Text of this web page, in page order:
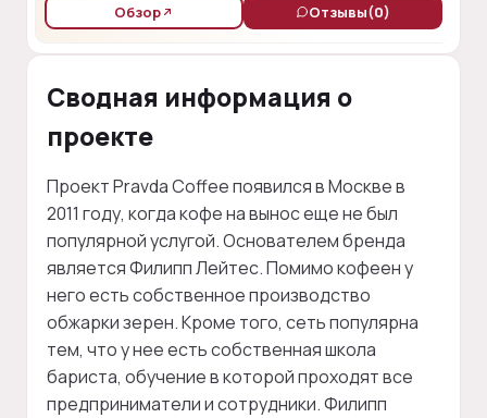
Обзор Отзывы(0)
Сводная информация о
проекте
Проект Pravda Coffee появился в Москве в
2011 году, когда кофе на вынос еще не был
популярной услугой. Основателем бренда
является Филипп Лейтес. Помимо кофеен у
него есть собственное производство
обжарки зерен. Кроме того, сеть популярна
тем, что у нее есть собственная школа
бариста, обучение в которой проходят все
предприниматели и сотрудники. Филипп